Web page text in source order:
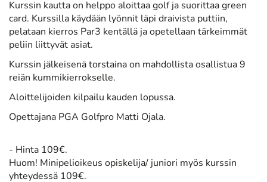
Kurssin kautta on helppo aloittaa golf ja suorittaa green
card. Kurssilla käydään lyönnit läpi draivista puttiin,
pelataan kierros Par3 kentällä ja opetellaan tärkeimmät
peliin liittyvät asiat.
Kurssin jälkeisenä torstaina on mahdollista osallistua 9
reiän kummikierrokselle.
Aloittelijoiden kilpailu kauden lopussa.
Opettajana PGA Golfpro Matti Ojala.
- Hinta 109€.
​Huom! Minipelioikeus opiskelija/ juniori myös kurssin
yhteydessä 109€.